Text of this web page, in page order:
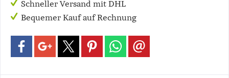
Schneller Versand mit DHL
Bequemer Kauf auf Rechnung